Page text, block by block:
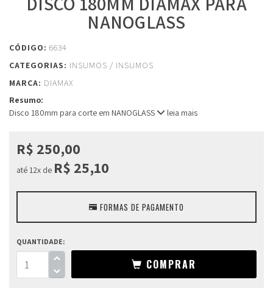
Home
Sobre
Produtos
Contato
Máquinas
Loja
NANOGLASS
CÓDIGO: 6634
CATEGORIAS: INSUMOS / INSUMOS
MARCA: DIAMAX
Resumo:
Disco 180mm para corte em NANOGLASS
leia mais
R$ 250,00
até 12x de R$ 25,10
FORMAS DE PAGAMENTO
QUANTIDADE:
COMPRAR